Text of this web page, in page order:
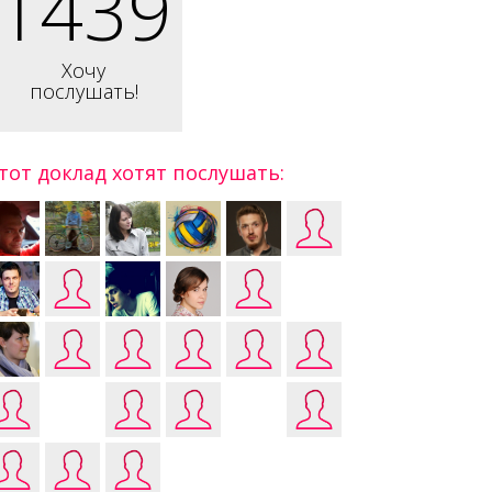
Хочу
послушать!
доклад хотят послушать: